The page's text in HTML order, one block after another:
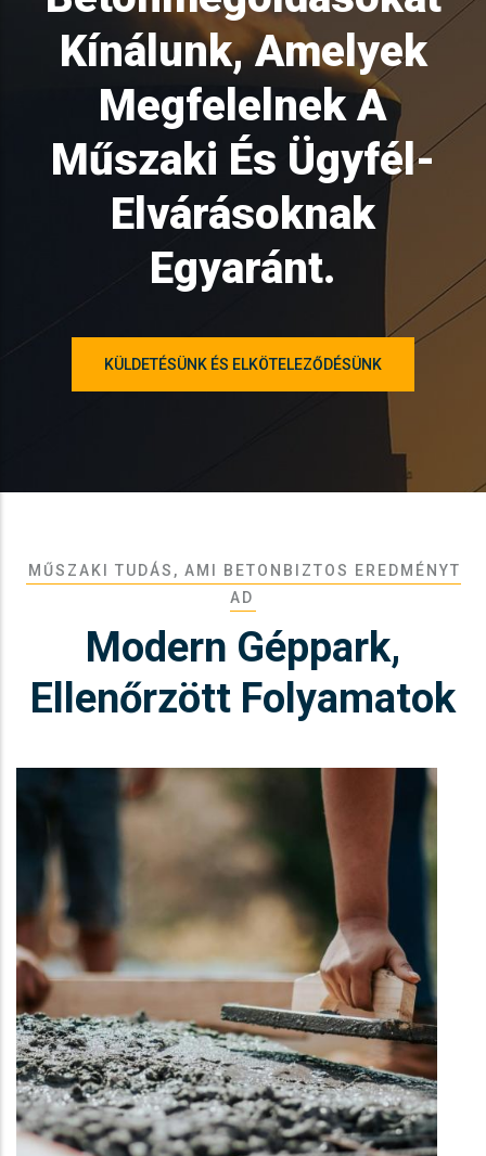
Kínálunk, Amelyek
Megfelelnek A
Műszaki És Ügyfél-
Elvárásoknak
Egyaránt.
KÜLDETÉSÜNK ÉS ELKÖTELEZŐDÉSÜNK
MŰSZAKI TUDÁS, AMI BETONBIZTOS EREDMÉNYT
AD
Modern Géppark,
Ellenőrzött Folyamatok